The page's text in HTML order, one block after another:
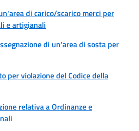
di carico/scarico merci per
e artigianali
di un'area di sosta per
per violazione del Codice della
relativa a Ordinanze e